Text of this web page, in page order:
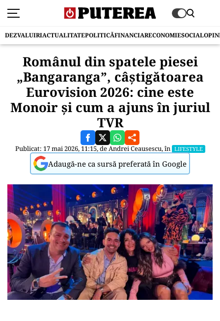
DEZVALUIRIACTUALITATEPOLITICĂFINANCIARECONOMIESOCIAL
Românul din spatele piesei
„Bangaranga”, câștigătoarea
Eurovision 2026: cine este
Monoir și cum a ajuns în juriul
TVR
Publicat: 17 mai 2026, 11:15, deAndrei Ceausescu, în LIFESTYLE
Adaugă-ne ca sursă preferată în Google